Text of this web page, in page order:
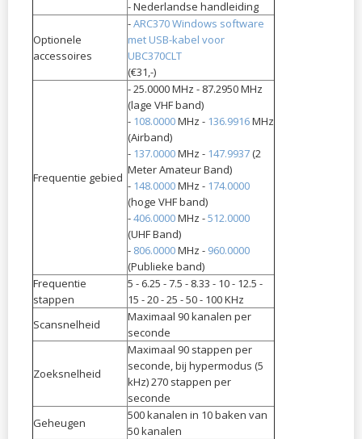
- Nederlandse handleiding
Optionele
accessoires
-ARC370 Windows software
met USB-kabel voor
UBC370CLT
(€31,-)
Frequentie gebied
- 25.0000 MHz - 87.2950 MHz
(lage VHF band)
- 108.0000MHz - 136.9916MHz
(Airband)
- 137.0000MHz - 147.9937(2
Meter Amateur Band)
- 148.0000MHz - 174.0000
(hoge VHF band)
-406.0000MHz -512.0000
(UHF Band)
- 806.0000MHz - 960.0000
(Publieke band)
Frequentie
stappen
5 - 6.25 - 7.5 - 8.33 - 10 - 12.5 -
15 - 20 - 25 - 50 - 100 KHz
Scansnelheid
Maximaal 90 kanalen per
seconde
Zoeksnelheid
Maximaal 90 stappen per
seconde, bij hypermodus (5
kHz) 270 stappen per
seconde
Geheugen
500 kanalen in 10 baken van
50 kanalen